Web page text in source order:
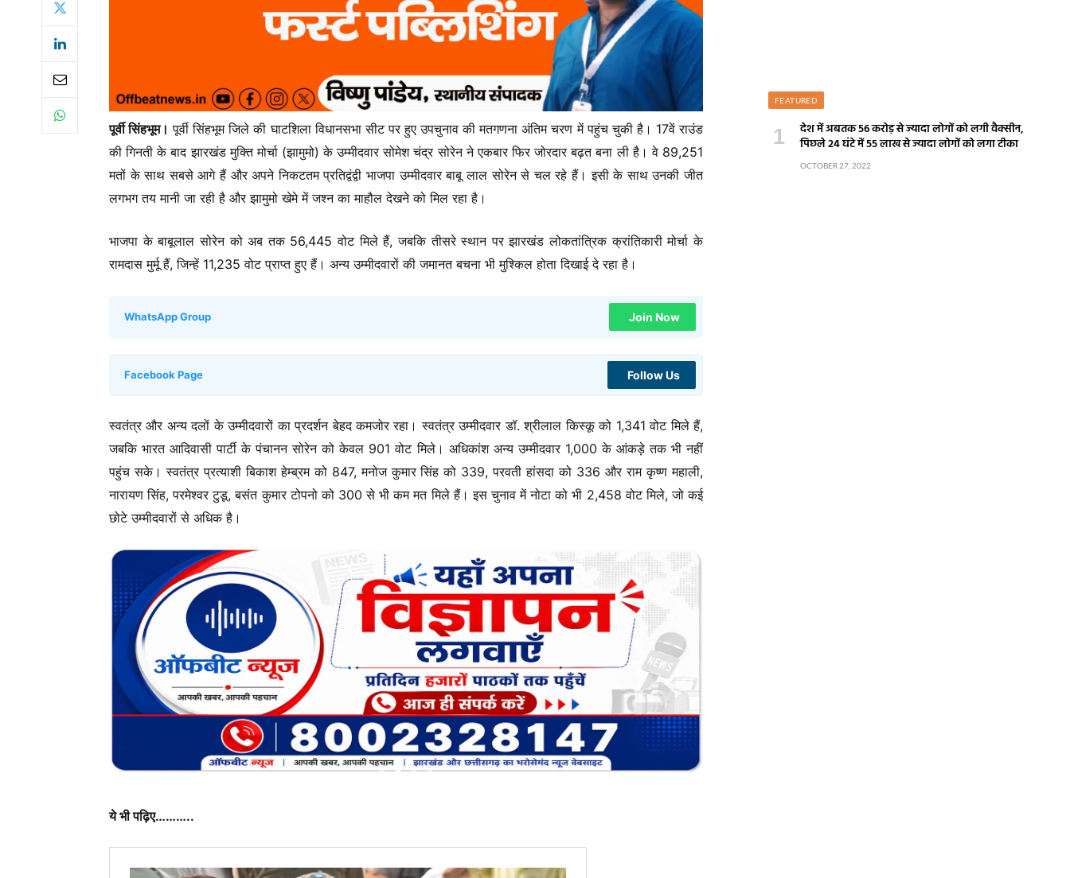
पूर्वी सिंहभूम। पूर्वी सिंहभूम जिले की घाटशिला विधानसभा सीट पर हुए उपचुनाव की मतगणना अंतिम चरण में पहुंच चुकी है। 17वें राउंड
की गिनती के बाद झारखंड मुक्ति मोर्चा (झामुमो) के उम्मीदवार सोमेश चंद्र सोरेन ने एकबार फिर जोरदार बढ़त बना ली है। वे 89,251
मतों के साथ सबसे आगे हैं और अपने निकटतम प्रतिद्वंद्वी भाजपा उम्मीदवार बाबू लाल सोरेन से चल रहे हैं। इसी के साथ उनकी जीत
लगभग तय मानी जा रही है और झामुमो खेमे में जश्न का माहौल देखने को मिल रहा है।
भाजपा के बाबूलाल सोरेन को अब तक 56,445 वोट मिले हैं, जबकि तीसरे स्थान पर झारखंड लोकतांत्रिक क्रांतिकारी मोर्चा के
रामदास मुर्मू हैं, जिन्हें 11,235 वोट प्राप्त हुए हैं। अन्य उम्मीदवारों की जमानत बचना भी मुश्किल होता दिखाई दे रहा है।
WhatsApp Group Join Now
Facebook Page Follow Us
स्वतंत्र और अन्य दलों के उम्मीदवारों का प्रदर्शन बेहद कमजोर रहा। स्वतंत्र उम्मीदवार डॉ. श्रीलाल किस्कू को 1,341 वोट मिले हैं,
जबकि भारत आदिवासी पार्टी के पंचानन सोरेन को केवल 901 वोट मिले। अधिकांश अन्य उम्मीदवार 1,000 के आंकड़े तक भी नहीं
पहुंच सके। स्वतंत्र प्रत्याशी बिकाश हेम्ब्रम को 847, मनोज कुमार सिंह को 339, परवती हांसदा को 336 और राम कृष्ण महाली,
नारायण सिंह, परमेश्वर टुडू, बसंत कुमार टोपनो को 300 से भी कम मत मिले हैं। इस चुनाव में नोटा को भी 2,458 वोट मिले, जो कई
छोटे उम्मीदवारों से अधिक है।
ये भी पढ़िए………..
FEATURED
देश में अबतक 56 करोड़ से ज्यादा लोगों को लगी वैक्सीन,
पिछले 24 घंटे में 55 लाख से ज्यादा लोगों को लगा टीका
OCTOBER 27, 2022